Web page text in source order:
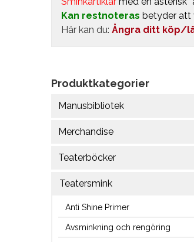
Kan restnoteras betyder att
Här kan du: Ångra ditt köp/
Produktkategorier
Manusbibliotek
Merchandise
Teaterböcker
Teatersmink
Anti Shine Primer
Avsminkning och rengöring